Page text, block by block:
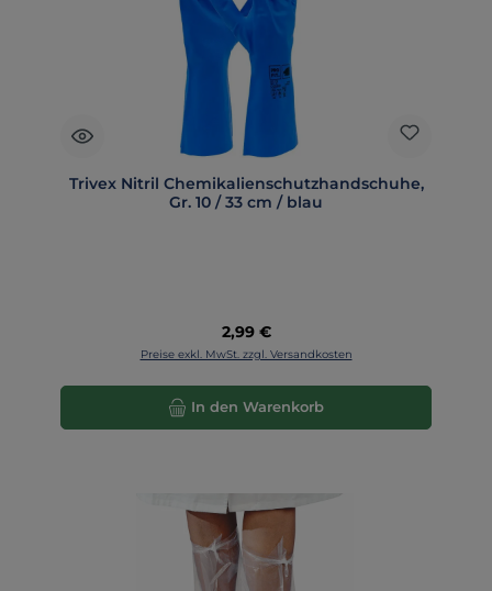
Trivex Nitril Chemikalienschutzhandschuhe,
Gr. 10 / 33 cm / blau
Regulärer Preis:
2,99 €
Preise exkl. MwSt. zzgl. Versandkosten
In den Warenkorb